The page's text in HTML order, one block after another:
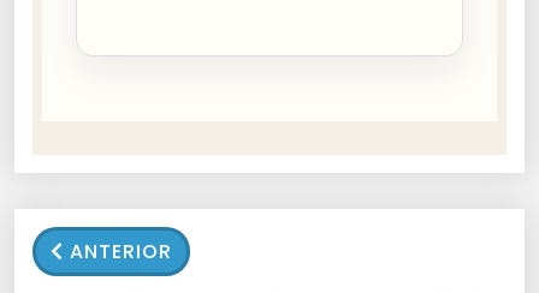
ANTERIOR